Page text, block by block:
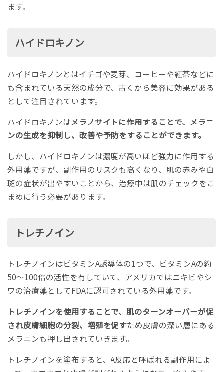
ます。
ハイドロキノン
ハイドロキノンとはイチゴや麦芽、コーヒーや紅茶などに
も含まれている天然の成分で、古くから美容に効果がある
として注目されています。
ハイドロキノンはメラノサイトに作用することで、メラニ
ンの生成を抑制し、改善や予防をすることができます。
しかし、ハイドロキノンは濃度が高いほど強力に作用する
外用薬ですが、副作用のリスクも高くなり、肌の赤みや白
斑の症状が出やすいことから、治療中は肌のチェックをこ
まめに行う必要があります。
トレチノイン
トレチノインはビタミンA誘導体の1つで、ビタミンAの約
50～100倍の活性を有していて、アメリカではニキビやシ
ワの治療薬としてFDAに認可されている外用薬です。
トレチノインを使用することで、肌のターンオーバーが促
され皮膚細胞の分裂、増殖を促すため皮膚の深い層にある
メラニンも押し出されていきます。
トレチノインを塗布すると、A反応と呼ばれる副作用によ